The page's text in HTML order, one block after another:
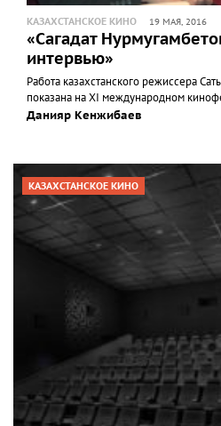
КАЗАХСТАНСКОЕ КИНО 19 МАЯ, 2016
«Сагадат
интервью»
Работа казахстанского режиссера
показана на XI международном
Данияр Кенжибаев
КАЗАХСТАНСКОЕ КИНО